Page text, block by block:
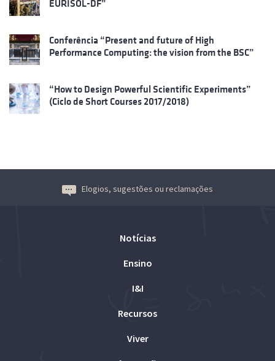
EURISOL-DF”
Conferência “Present and future of High
Performance Computing: the vision from the BSC”
“How to Design Powerful Scientific Experiments”
(Ciclo de Short Courses 2017/2018)
Elogios, sugestões ou reclamações
Notícias
Ensino
I&I
Recursos
Viver